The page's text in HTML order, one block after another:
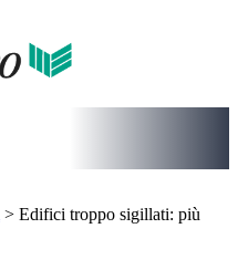
> Edifici troppo sigillati: più